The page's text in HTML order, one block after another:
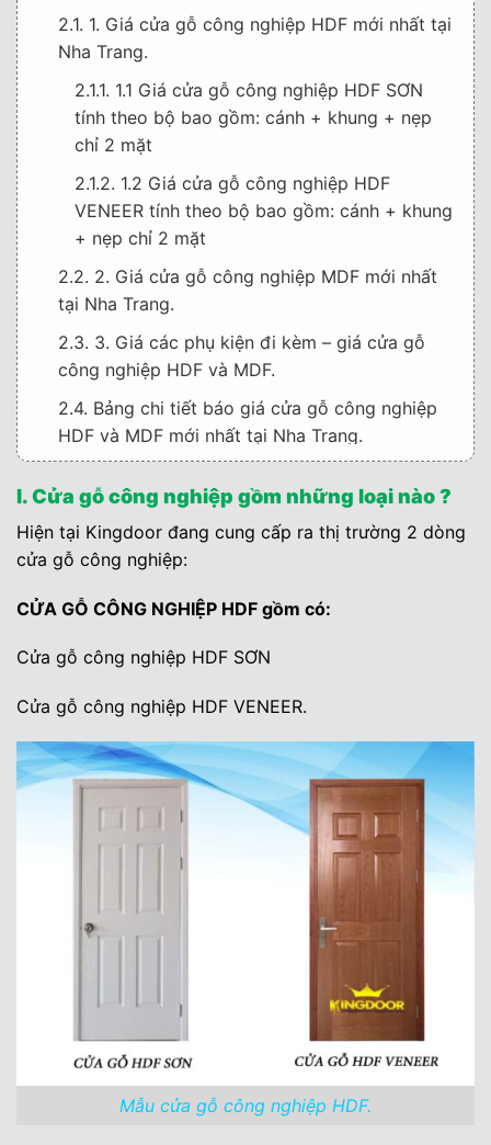
2.1. 1. Giá cửa gỗ công nghiệp HDF mới nhất tại
Nha Trang.
2.1.1. 1.1 Giá cửa gỗ công nghiệp HDF SƠN
tính theo bộ bao gồm: cánh + khung + nẹp
chỉ 2 mặt
2.1.2. 1.2 Giá cửa gỗ công nghiệp HDF
VENEER tính theo bộ bao gồm: cánh + khung
+ nẹp chỉ 2 mặt
2.2. 2. Giá cửa gỗ công nghiệp MDF mới nhất
tại Nha Trang.
2.3. 3. Giá các phụ kiện đi kèm – giá cửa gỗ
công nghiệp HDF và MDF.
2.4. Bảng chi tiết báo giá cửa gỗ công nghiệp
HDF và MDF mới nhất tại Nha Trang.
dòng cửa nhựa cửa gỗ nay mà KINGDOOR
cung cấp:
3. III. Tư vấn kích thước cửa phòng ngủ – kích
thước phong thủy đẹp.
HDF dành cho cửa phòng ngủ.
3.2. 2.Tư vấn kích thước lỗ ban đẹp của cửa
3.3. – Kích thước phong thủy cửa phòng (lỗ
ban đẹp) của cửa MDF : khung bao : ( 45 x 110
4. IV. Tìm hiểu thêm về dòng cửa gỗ công
4.1. 1. Cấu tạo cửa gỗ công nghiệp – giá cửa gỗ
4.2. 2. Những ưu điểm nổi bật mà dòng cửa
này mang lại cho quý khách hàng.
5. Vậy tại sao nên chọn cửa nhựa gỗ công
nghiệp tại KINGDOOR.
5.1. >>> Mời quý khách hàng xem thêm: Top
I. Cửa gỗ công nghiệp gồm những loại nào ?
Hiện tại Kingdoor đang cung cấp ra thị trường 2 dòng
cửa gỗ công nghiệp:
CỬA GỖ CÔNG NGHIỆP HDF gồm có:
Cửa gỗ công nghiệp HDF SƠN
Cửa gỗ công nghiệp HDF VENEER.
Mẫu cửa gỗ công nghiệp HDF.